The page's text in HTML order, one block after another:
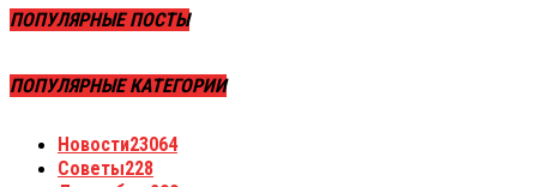
ПОПУЛЯРНЫЕ ПОСТЫ
ПОПУЛЯРНЫЕ КАТЕГОРИИ
Новости23064
Советы228